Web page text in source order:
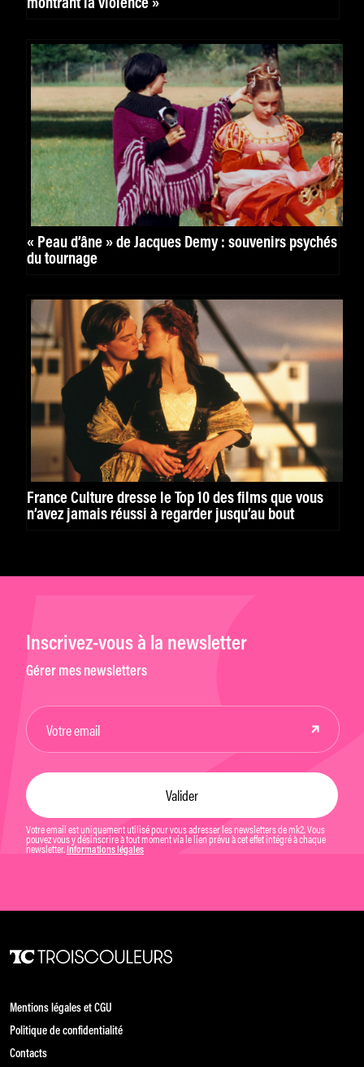
montrant la violence »
« Peau d’âne » de Jacques Demy : souvenirs psychés
du tournage
France Culture dresse le Top 10 des films que vous
n’avez jamais réussi à regarder jusqu’au bout
Inscrivez-vous à la newsletter
Gérer mes newsletters
Votre email est uniquement utilisé pour vous adresser les newsletters de mk2. Vous
pouvez vous y désinscrire à tout moment via le lien prévu à cet effet intégré à chaque
newsletter. Informations légales
Mentions légales et CGU
Politique de confidentialité
Contacts